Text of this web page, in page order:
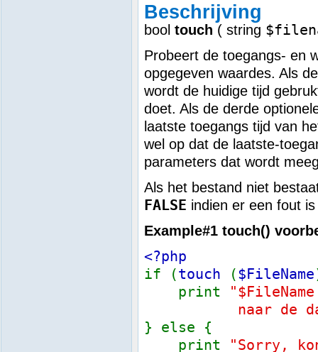
Beschrijving
bool touch ( string
Probeert de toegangs- en
opgegeven waardes. Als
wordt de huidige tijd
doet. Als de derde
laatste toegangs tijd van
wel op dat de laatste-
parameters dat wordt
Als het bestand niet
FALSE indien er een fout
Example#1 touch()
<?php
if (touch ($FileName
print
naar de
} else {
print
"Sorry,